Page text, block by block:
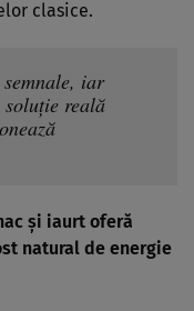
clasice.
iar
reală
și iaurt oferă
natural de energie